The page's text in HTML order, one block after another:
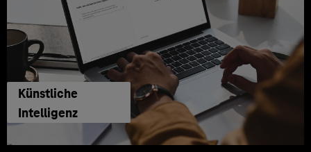
Künstliche
Intelligenz